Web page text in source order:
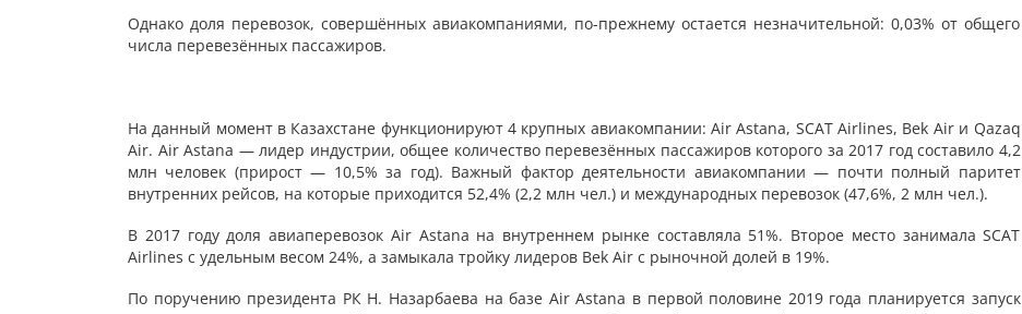
Однако доля перевозок, совершённых авиакомпаниями, по-прежнему остается незначительной: 0,03% от общего
числа перевезённых пассажиров.
На данный момент в Казахстане функционируют 4 крупных авиакомпании: Air Astana, SCAT Airlines, Bek Air и Qazaq
Air. Air Astana — лидер индустрии, общее количество перевезённых пассажиров которого за 2017 год составило 4,2
млн человек (прирост — 10,5% за год). Важный фактор деятельности авиакомпании — почти полный паритет
внутренних рейсов, на которые приходится 52,4% (2,2 млн чел.) и международных перевозок (47,6%, 2 млн чел.).
В 2017 году доля авиаперевозок Air Astana на внутреннем рынке составляла 51%. Второе место занимала SCAT
Airlines с удельным весом 24%, а замыкала тройку лидеров Bek Air с рыночной долей в 19%.
По поручению президента РК Н. Назарбаева на базе Air Astana в первой половине 2019 года планируется запуск